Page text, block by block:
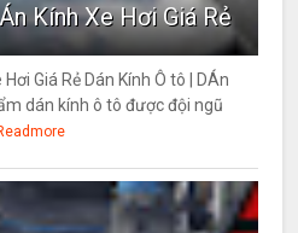
Kính Xe Hơi Giá Rẻ
Giá Rẻ Dán Kính Ô tô | DÁn
dán kính ô tô được đội ngũ